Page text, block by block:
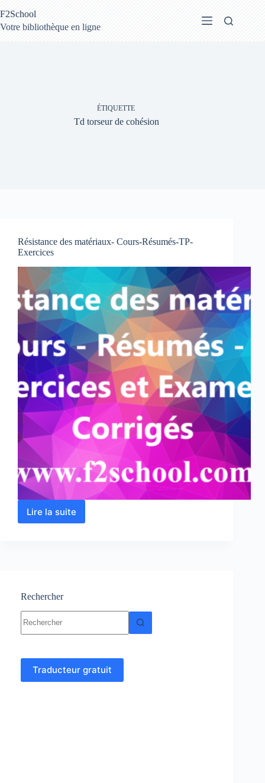
au
contenu
F2School
Votre bibliothèque en ligne
ÉTIQUETTE
Td torseur de cohésion
Résistance des matériaux- Cours-Résumés-TP-
Exercices
Lire la suite
Résistance
Rechercher
résultat
Traducteur gratuit